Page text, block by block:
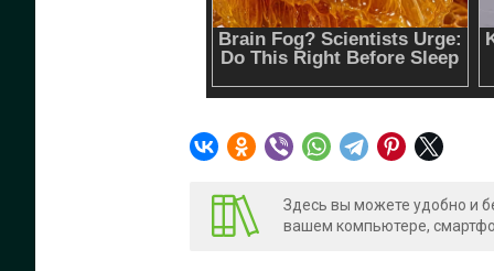
Здесь вы можете удобно и
вашем компьютере,